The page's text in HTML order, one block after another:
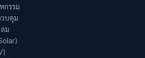
กรรม
บคุม
ม